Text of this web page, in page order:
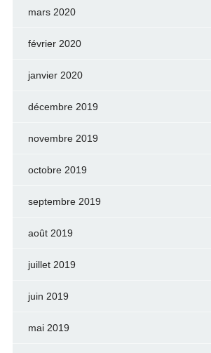
mars 2020
février 2020
janvier 2020
décembre 2019
novembre 2019
octobre 2019
septembre 2019
août 2019
juillet 2019
juin 2019
mai 2019